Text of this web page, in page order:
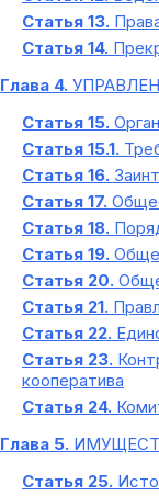
Статья 13.
Статья 14.
Глава 4.
Статья 15.
Статья 15.1.
Статья 16.
Статья 17.
Статья 18.
Статья 19.
Статья 20.
Статья 21.
Статья 22.
Статья 23.
кооператива
Статья 24.
Глава 5.
Статья 25.